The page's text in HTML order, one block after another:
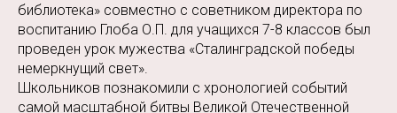
библиотека» совместно с советником директора по
воспитанию Глоба О.П. для учащихся 7-8 классов был
проведен урок мужества «Сталинградской победы
немеркнущий свет».
Школьников познакомили с хронологией событий
самой масштабной битвы Великой Отечественной